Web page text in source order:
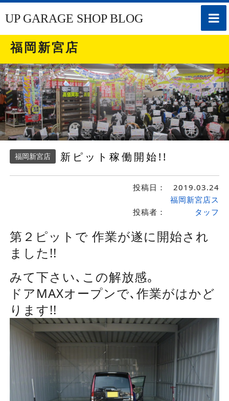
toggle
UP GARAGE SHOP BLOG
福岡新宮店
福岡新宮店 新ピット稼働開始!!
投稿日： 2019.03.24
投稿者：
福岡新宮店ス
タッフ
第２ピットで 作業が遂に開始され
ました!!
みて下さい､この解放感｡
ドアMAXオープンで､作業がはかど
ります!!